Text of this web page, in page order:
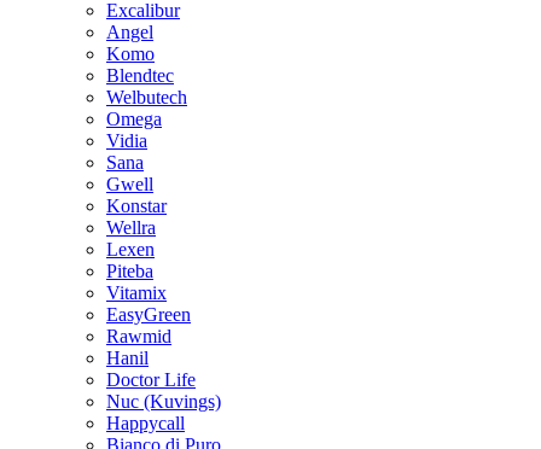
Excalibur
Angel
Komo
Blendtec
Welbutech
Omega
Vidia
Sana
Gwell
Konstar
Wellra
Lexen
Piteba
Vitamix
EasyGreen
Rawmid
Hanil
Doctor Life
Nuc (Kuvings)
Happycall
Bianco di Puro